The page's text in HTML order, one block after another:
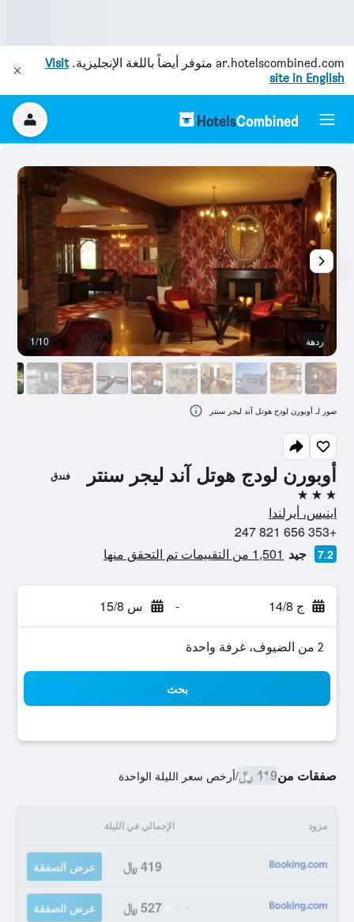
ar.hotelscombined.com متوفر أيضاً باللغة الإنجليزية.Visit
site in English
أوبورن لودج هوتل آند ليجر سنتر فندق
3 نجوم
اينيس، أيرلندا
+353 656 821 247
7.2 جيد 1,501 من التقييمات تم التحقق منها
ج 14/8 - س 15/8
2 من الضيوف، غرفة واحدة
بحث
صفقات من419 ﷼ /أرخص سعر الليلة الواحدة
مزود الإجمالي في الليلة
419 ﷼ عرض الصفقة
527 ﷼ عرض الصفقة
ردهة 1/10
صور لـ أوبورن لودج هوتل آند ليجر سنتر